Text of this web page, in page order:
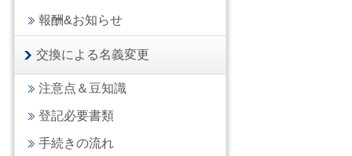
報酬&お知らせ
交換による名義変更
注意点＆豆知識
登記必要書類
手続きの流れ